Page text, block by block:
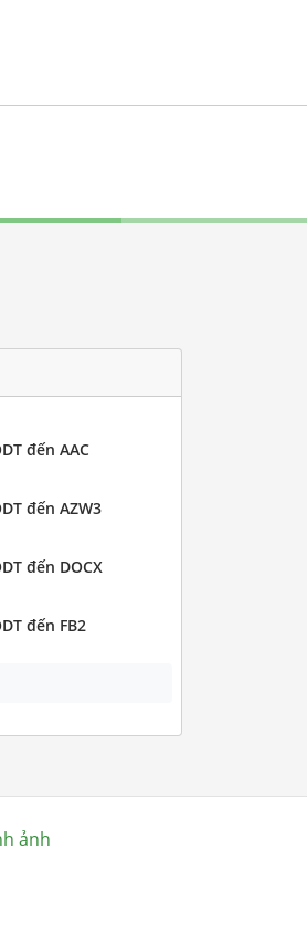
đến AAC
đến AZW3
đến DOCX
đến FB2
ảnh